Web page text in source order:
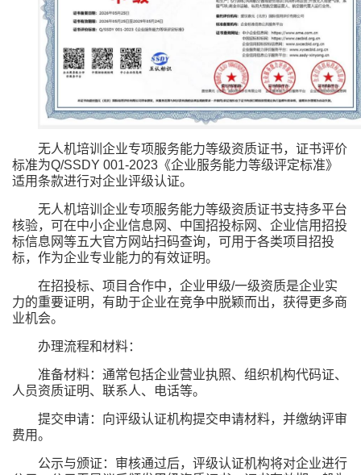
无人机培训企业专项服务能力等级资质证书，证书评价
标准为Q/SSDY 001-2023《企业服务能力等级评定标准》
适用条款进行对企业评级认证。
无人机培训企业专项服务能力等级资质证书支持多平台
核验，可在中小企业信息网、中国招投标网、企业信用招投
标信息网等五大官方网站扫码查询，可用于各类项目招投
标，作为企业专业能力的有效证明。
在招投标、项目合作中，企业甲级/一级资质是企业实
力的重要证明，有助于企业在竞争中脱颖而出，获得更多商
业机会。
办理流程和材料：
准备材料：通常包括企业营业执照、组织机构代码证、
人员资质证明、联系人、电话等。
提交申请：向评级认证机构提交申请材料，并缴纳评审
费用。
公示与颁证：审核通过后，评级认证机构将对企业进行